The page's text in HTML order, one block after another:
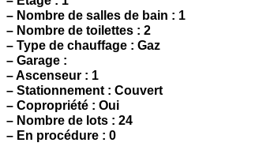
– Nombre de salles de bain : 1
– Nombre de toilettes : 2
– Type de chauffage : Gaz
– Garage :
– Ascenseur : 1
– Stationnement : Couvert
– Copropriété : Oui
– Nombre de lots : 24
– En procédure : 0